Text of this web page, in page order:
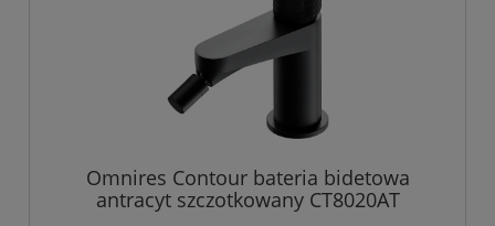
Omnires Contour bateria bidetowa
antracyt szczotkowany CT8020AT